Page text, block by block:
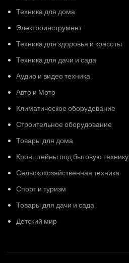
Техника для дома
Электроинструмент
Техника для здоровья и красоты
Техника для дачи и сада
Аудио и видео техника
Авто и Мото
Климатическое оборудование
Строительное оборудование
Товары для дома
Кронштейны под бытовую технику
Сельскохозяйственная техника
Спорт и туризм
Товары для дачи и сада
Детский мир